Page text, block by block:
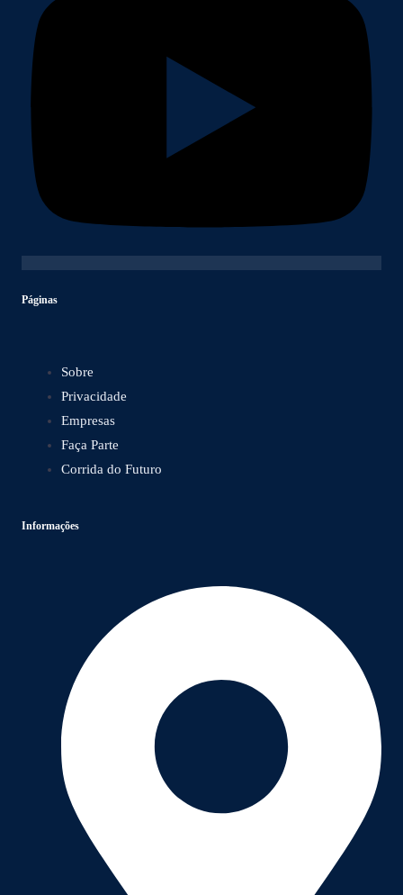
Páginas
Sobre
Privacidade
Empresas
Faça Parte
Corrida do Futuro
Informações